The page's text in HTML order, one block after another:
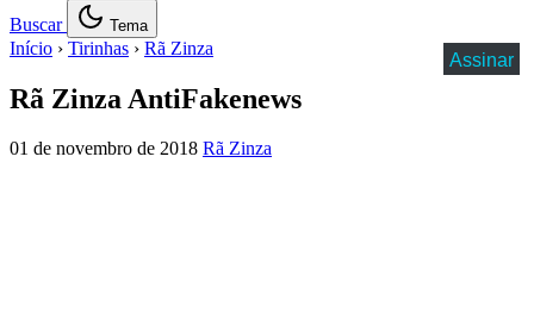
Buscar
Tema
Início › Tirinhas › Rã Zinza
Rã Zinza AntiFakenews
01 de novembro de 2018 Rã Zinza
Assinar